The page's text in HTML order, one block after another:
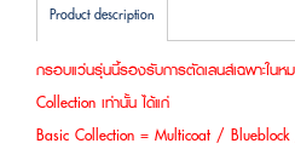
Product description
กรอบแว่นรุ่นนี้รองรับการตัดเลนส์เฉพาะในห
Collection เท่านั้น ได้แก่
Basic Collection = Multicoat /